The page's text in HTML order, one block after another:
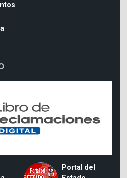
Portal del